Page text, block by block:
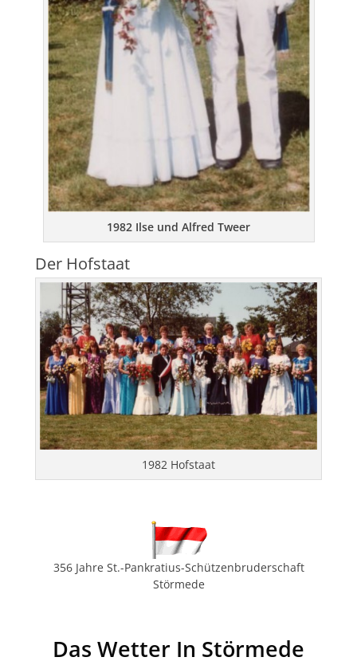
1982 Ilse und Alfred Tweer
Der Hofstaat
1982 Hofstaat
356 Jahre St.-Pankratius-Schützenbruderschaft
Störmede
Das Wetter In Störmede